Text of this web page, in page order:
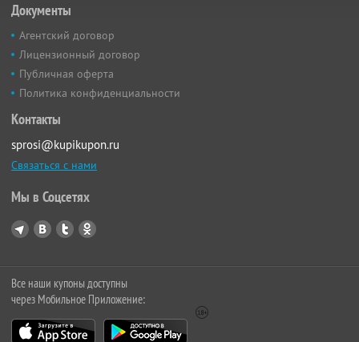
Документы
Агентский договор
Лицензионный договор
Публичная оферта
Политика конфиденциальности
Контакты
sprosi@kupikupon.ru
Связаться с нами
Мы в Соцсетях
Все наши купоны доступны
через Мобильное Приложение: